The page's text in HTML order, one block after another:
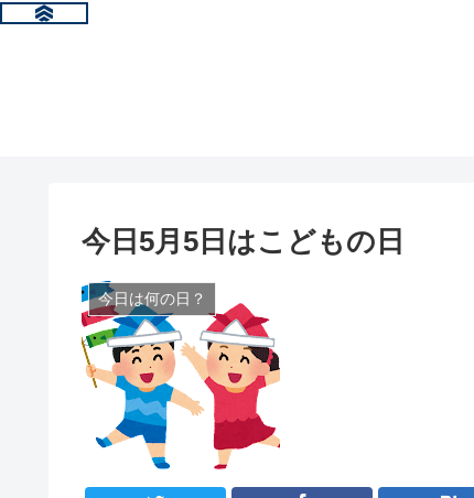
今日5月5日はこどもの日
今日は何の日？